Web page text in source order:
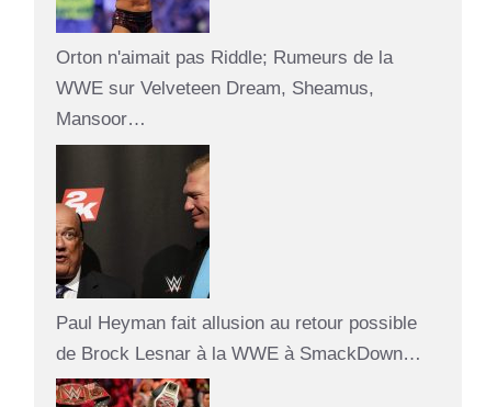
Orton n'aimait pas Riddle; Rumeurs de la
WWE sur Velveteen Dream, Sheamus,
Mansoor…
Paul Heyman fait allusion au retour possible
de Brock Lesnar à la WWE à SmackDown…